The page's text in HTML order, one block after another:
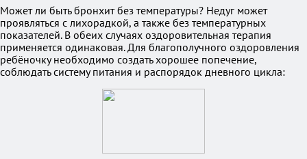
Может ли быть бронхит без температуры? Недуг может
проявляться с лихорадкой, а также без температурных
показателей. В обеих случаях оздоровительная терапия
применяется одинаковая. Для благополучного оздоровления
ребёночку необходимо создать хорошее попечение,
соблюдать систему питания и распорядок дневного цикла: